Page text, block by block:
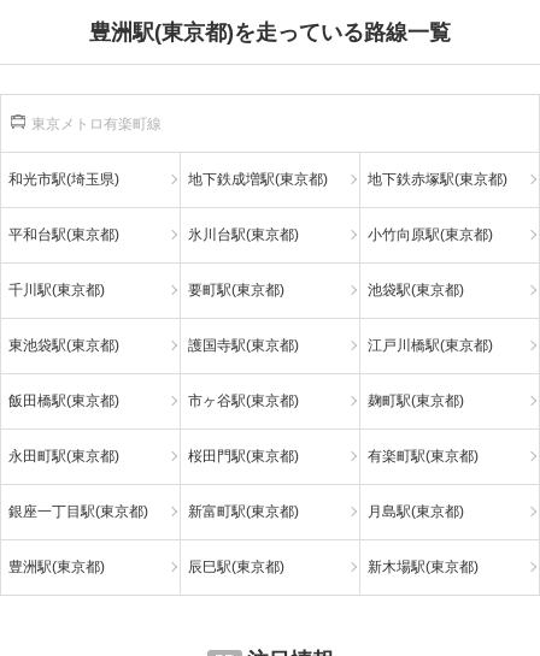
豊洲駅(東京都)を走っている路線一覧
東京メトロ有楽町線
和光市駅(埼玉県) 地下鉄成増駅(東京都) 地下鉄赤塚駅(東京都)
平和台駅(東京都) 氷川台駅(東京都) 小竹向原駅(東京都)
千川駅(東京都) 要町駅(東京都) 池袋駅(東京都)
東池袋駅(東京都) 護国寺駅(東京都) 江戸川橋駅(東京都)
飯田橋駅(東京都) 市ヶ谷駅(東京都) 麹町駅(東京都)
永田町駅(東京都) 桜田門駅(東京都) 有楽町駅(東京都)
銀座一丁目駅(東京都) 新富町駅(東京都) 月島駅(東京都)
豊洲駅(東京都) 辰巳駅(東京都) 新木場駅(東京都)